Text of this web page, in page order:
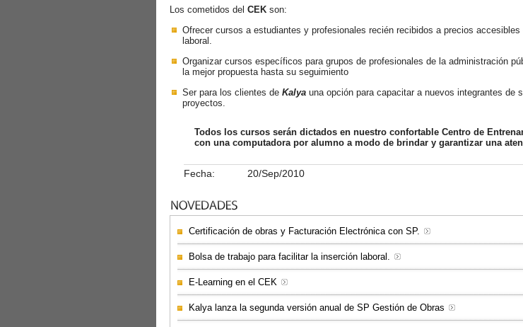
Los cometidos del CEK son:
Ofrecer cursos a estudiantes y profesionales recién recibidos a precios
laboral.
Organizar cursos específicos para grupos de profesionales de la administración
la mejor propuesta hasta su seguimiento
Ser para los clientes de Kalya una opción para capacitar a nuevos integrantes de
proyectos.
Todos los cursos serán dictados en nuestro confortable Centro de
con una computadora por alumno a modo de brindar y garantizar una
Fecha: 20/Sep/2010
Certificación de obras y Facturación Electrónica con SP.
Bolsa de trabajo para facilitar la inserción laboral.
E-Learning en el CEK
Kalya lanza la segunda versión anual de SP Gestión de Obras